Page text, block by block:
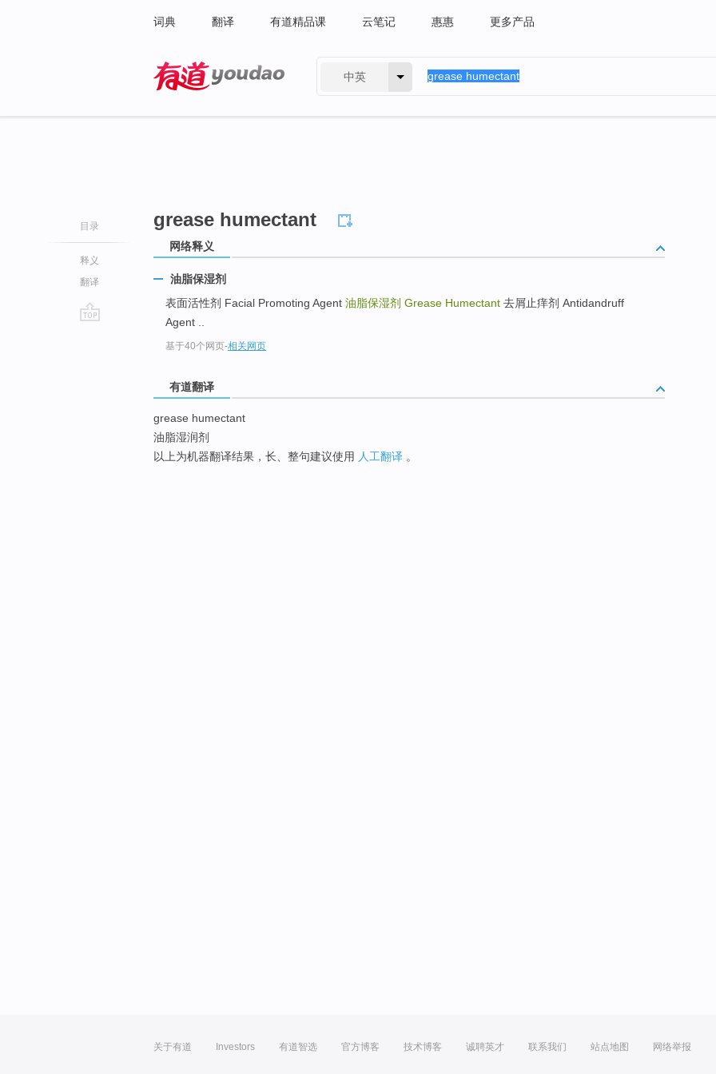
词典 翻译 有道精品课 云笔记 惠惠 更多产品
中英
目录
释义
翻译
grease humectant
网络释义
油脂保湿剂
表面活性剂 Facial Promoting Agent 油脂保湿剂 Grease Humectant 去屑止痒剂 Antidandruff
Agent ..
基于40个网页-相关网页
有道翻译
grease humectant
油脂湿润剂
以上为机器翻译结果，长、整句建议使用 人工翻译 。
关于有道 Investors 有道智选 官方博客 技术博客 诚聘英才 联系我们 站点地图 网络举报